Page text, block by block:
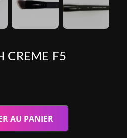
CREME F5
AU PANIER